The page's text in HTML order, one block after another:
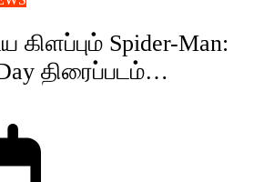
கிளப்பும் Spider-Man:
திரைப்படம்…